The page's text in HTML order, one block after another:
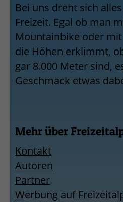
Bei uns dreht sich
Freizeit. Egal ob man
Mountainbike oder
die Höhen erklimmt,
gar 8.000 Meter sind,
Geschmack etwas
Mehr über
Kontakt
Autoren
Partner
Werbung auf